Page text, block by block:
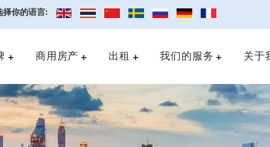
择你的语言:
商用房产 出租 我们的服务 关于